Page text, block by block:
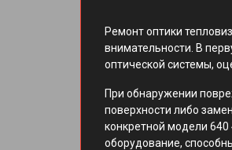
Ремонт оптики
внимательности. В
оптической системы,
При обнаружении
поверхности либо
конкретной модели
оборудование,